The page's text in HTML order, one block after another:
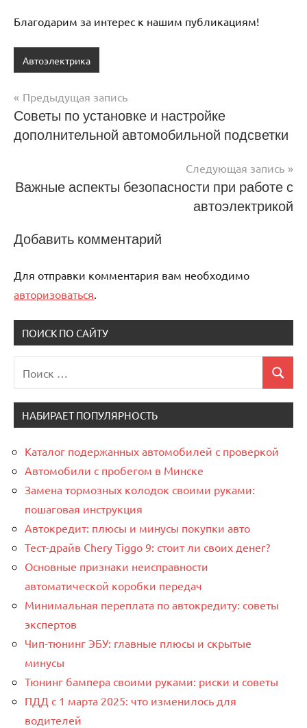
Благодарим за интерес к нашим публикациям!
Автоэлектрика
Навигация
по
Предыдущая запись
Советы по установке и настройке
дополнительной автомобильной подсветки
Следующая запись
Важные аспекты безопасности при работе с
автоэлектрикой
Добавить комментарий
Для отправки комментария вам необходимо
авторизоваться.
ПОИСК ПО САЙТУ
для:
Поиск
НАБИРАЕТ ПОПУЛЯРНОСТЬ
Каталог подержанных автомобилей с проверкой
Автомобили с пробегом в Минске
Замена тормозных колодок своими руками:
пошаговая инструкция
Автокредит: плюсы и минусы покупки авто
Тест-драйв Chery Tiggo 9: стоит ли своих денег?
Основные признаки неисправности
автоматической коробки передач
Минимальная переплата по автокредиту: советы
экспертов
Чип-тюнинг ЭБУ: главные плюсы и скрытые
минусы
Тюнинг бампера своими руками: риски и советы
ПДД с 1 марта 2025: что изменилось для
водителей